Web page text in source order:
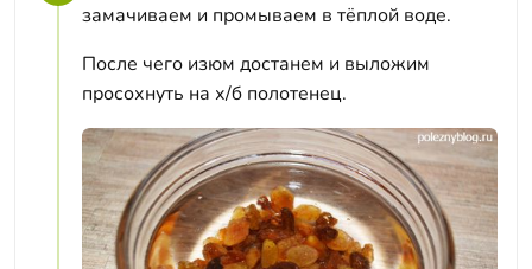
замачиваем и промываем в тёплой воде.
После чего изюм достанем и выложим
просохнуть на х/б полотенец.